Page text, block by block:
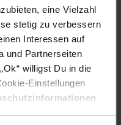
eine Vielzahl
stetig zu verbessern
Interessen auf
und Partnerseiten
willigst Du in die
Einstellungen